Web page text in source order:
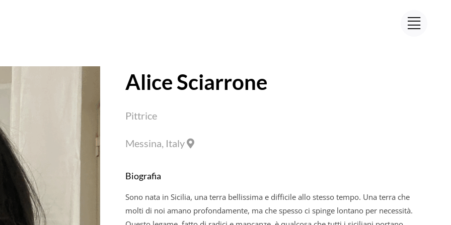
Alice Sciarrone
Pittrice
Messina, Italy
Biografia
Sono nata in Sicilia, una terra bellissima e difficile allo stesso tempo. Una terra che
molti di noi amano profondamente, ma che spesso ci spinge lontano per necessità.